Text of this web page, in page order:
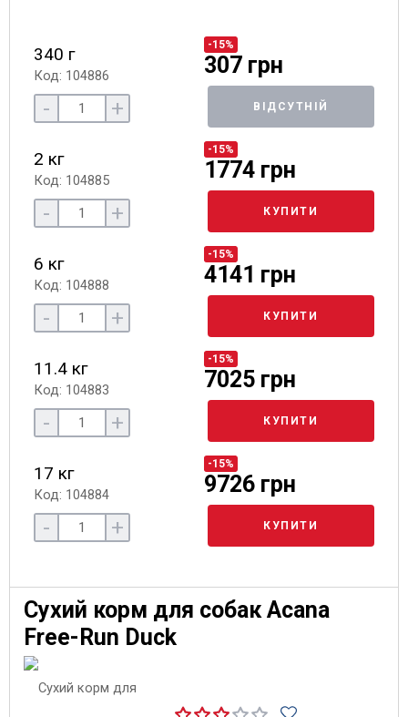
340 г
Код: 104886
-15%
307 грн
- + ВІДСУТНІЙ
2 кг
Код: 104885
-15%
1774 грн
- + КУПИТИ
6 кг
Код: 104888
-15%
4141 грн
- + КУПИТИ
11.4 кг
Код: 104883
-15%
7025 грн
- + КУПИТИ
17 кг
Код: 104884
-15%
9726 грн
- + КУПИТИ
Сухий корм для собак Acana
Free-Run Duck